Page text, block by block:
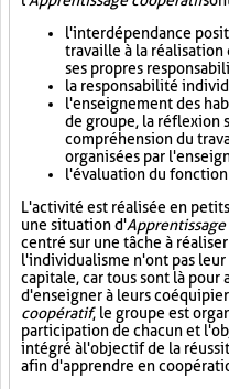
l'interdépendance
travaille à la
ses propres
la responsabilité
l'enseignement des
de groupe, la réflexion
compréhension du
organisées par
l'évaluation du
L'activité est réalisée en
une situation d'
centré sur une tâche à
l'individualisme n'ont pas
capitale, car tous sont là pour
d'enseigner à leurs
coopératif, le groupe est
participation de chacun et
intégré à l'objectif de la
afin d'apprendre en